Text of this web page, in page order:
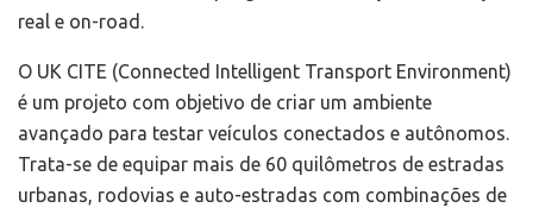
real e on-road.
O UK CITE (Connected Intelligent Transport Environment)
é um projeto com objetivo de criar um ambiente
avançado para testar veículos conectados e autônomos.
Trata-se de equipar mais de 60 quilômetros de estradas
urbanas, rodovias e auto-estradas com combinações de